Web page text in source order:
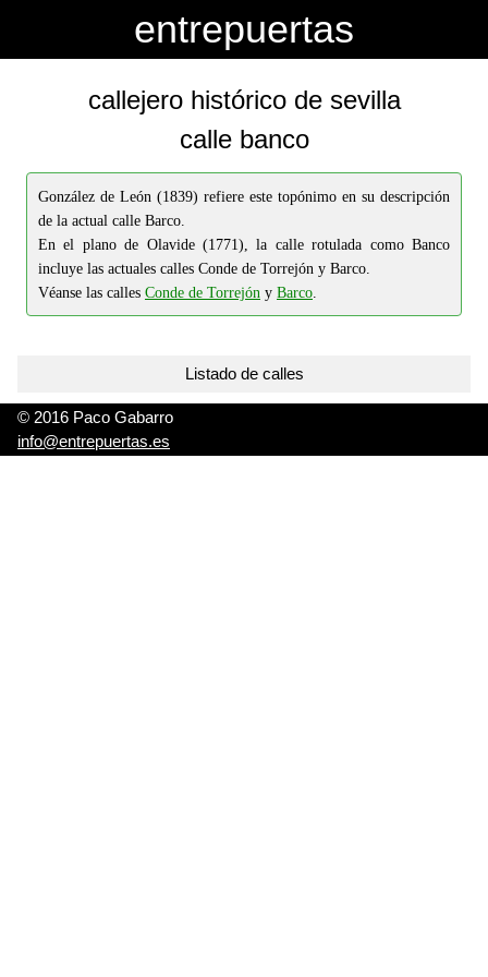
entrepuertas
callejero histórico de sevilla
calle banco
González de León (1839) refiere este topónimo en su descripción
de la actual calle Barco.
En el plano de Olavide (1771), la calle rotulada como Banco
incluye las actuales calles Conde de Torrejón y Barco.
Véanse las calles Conde de Torrejón y Barco.
Listado de calles
© 2016 Paco Gabarro
info@entrepuertas.es